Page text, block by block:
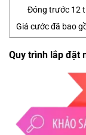
Đóng trước 12
Giá cước đã bao
Quy trình lắp đặt